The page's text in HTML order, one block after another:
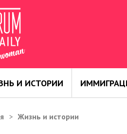
И ИСТОРИИ
Жизнь и истории